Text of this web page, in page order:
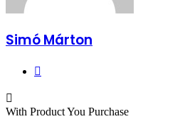
Simó Márton
With Product You Purchase